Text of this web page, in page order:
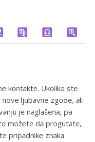
kontakte. Ukoliko ste
ljubavne zgode, ali
je naglašena, pa
možete da progutate,
pripadnike znaka